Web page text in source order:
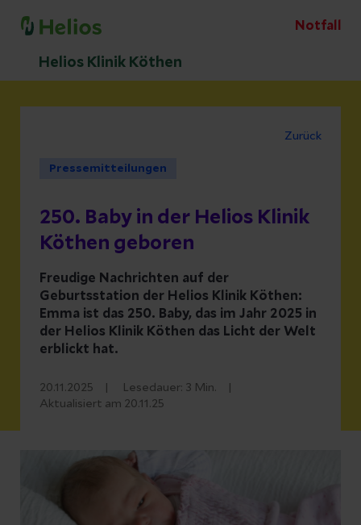
Notfall
Helios Klinik Köthen
Zurück
Pressemitteilungen
250. Baby in der Helios Klinik
Köthen geboren
Freudige Nachrichten auf der
Geburtsstation der Helios Klinik Köthen:
Emma ist das 250. Baby, das im Jahr 2025 in
der Helios Klinik Köthen das Licht der Welt
erblickt hat.
20.11.2025 Lesedauer: 3 Min.
Aktualisiert am 20.11.25